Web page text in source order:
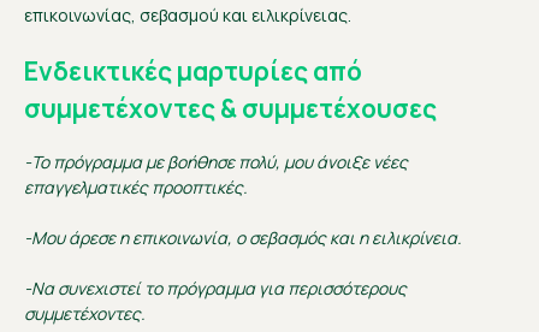
επικοινωνίας, σεβασμού και ειλικρίνειας.
Ενδεικτικές μαρτυρίες από
συμμετέχοντες & συμμετέχουσες
-Το πρόγραμμα με βοήθησε πολύ, μου άνοιξε νέες
επαγγελματικές προοπτικές.
-Μου άρεσε η επικοινωνία, ο σεβασμός και η ειλικρίνεια.
-Να συνεχιστεί το πρόγραμμα για περισσότερους
συμμετέχοντες.